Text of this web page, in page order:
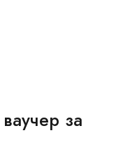
за